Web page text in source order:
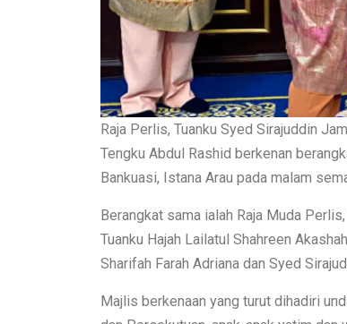
Raja Perlis, Tuanku Syed Sirajuddin
Tengku Abdul Rashid berkenan
Bankuasi, Istana Arau pada malam
Berangkat sama ialah Raja Muda
Tuanku Hajah Lailatul Shahreen
Sharifah Farah Adriana dan Syed
Majlis berkenaan yang turut dihadiri